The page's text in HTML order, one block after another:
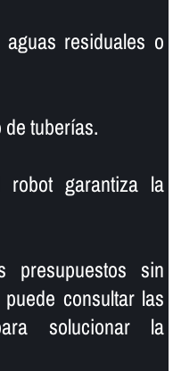
residuales o
tuberí­as.
robot garantiza la
presupuestos sin
consultar las
solucionar la